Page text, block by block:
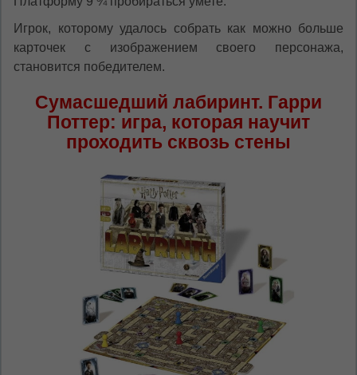
Игрок, которому удалось собрать как можно больше
карточек с изображением своего персонажа,
становится победителем.
Сумасшедший лабиринт. Гарри
Поттер: игра, которая научит
проходить сквозь стены